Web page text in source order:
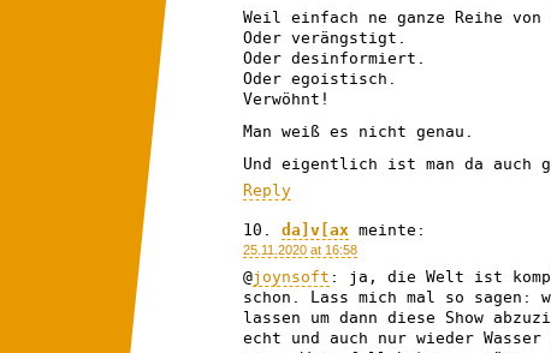
Weil einfach ne ganze Reihe
Oder verängstigt.
Oder desinformiert.
Oder egoistisch.
Verwöhnt!
Man weiß es nicht genau.
Und eigentlich ist man da auch
Reply
da]v[ax meinte:
25.11.2020 at 16:58
@joynsoft : ja, die Welt ist
schon. Lass mich mal so
lassen um dann diese Show
echt und auch nur wieder